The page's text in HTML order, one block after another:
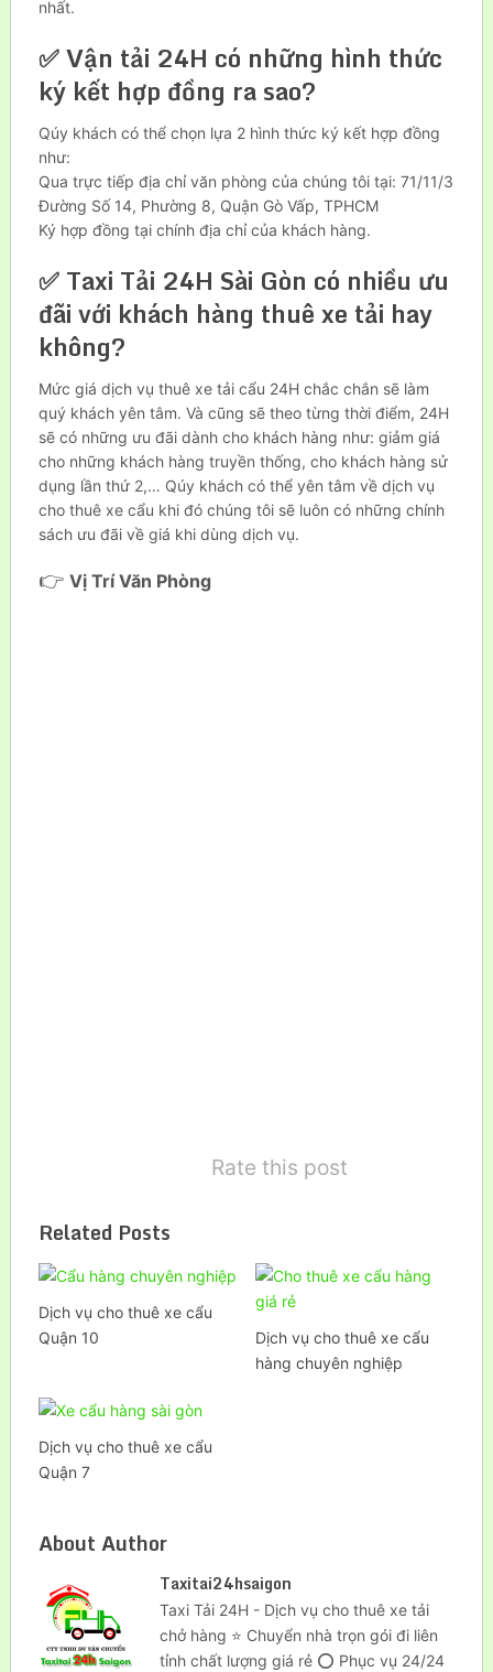
nhất.
✅ Vận tải 24H có những hình thức
ký kết hợp đồng ra sao?
Qúy khách có thể chọn lựa 2 hình thức ký kết hợp đồng
như:
Qua trực tiếp địa chỉ văn phòng của chúng tôi tại: 71/11/3
Đường Số 14, Phường 8, Quận Gò Vấp, TPHCM
Ký hợp đồng tại chính địa chỉ của khách hàng.
✅ Taxi Tải 24H Sài Gòn có nhiều ưu
đãi với khách hàng thuê xe tải hay
không?
Mức giá dịch vụ thuê xe tải cẩu 24H chắc chắn sẽ làm
quý khách yên tâm. Và cũng sẽ theo từng thời điểm, 24H
sẽ có những ưu đãi dành cho khách hàng như: giảm giá
cho những khách hàng truyền thống, cho khách hàng sử
dụng lần thứ 2,… Qúy khách có thể yên tâm về dịch vụ
cho thuê xe cẩu khi đó chúng tôi sẽ luôn có những chính
sách ưu đãi về giá khi dùng dịch vụ.
👉 Vị Trí Văn Phòng
Rate this post
Related Posts
Dịch vụ cho thuê xe cẩu
Quận 10
Dịch vụ cho thuê xe cẩu
hàng chuyên nghiệp
Dịch vụ cho thuê xe cẩu
Quận 7
About Author
Taxitai24hsaigon
Taxi Tải 24H - Dịch vụ cho thuê xe tải
chở hàng ⭐ Chuyển nhà trọn gói đi liên
tỉnh chất lượng giá rẻ ⭕ Phục vụ 24/24